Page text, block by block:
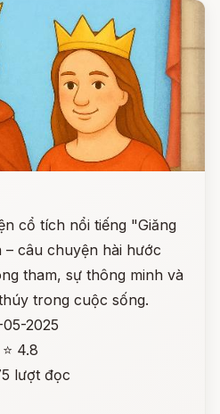
cổ tích nổi tiếng "Giăng
câu chuyện hài hước
tham, sự thông minh và
trong cuộc sống.
05-2025
⭐ 4.8
lượt đọc